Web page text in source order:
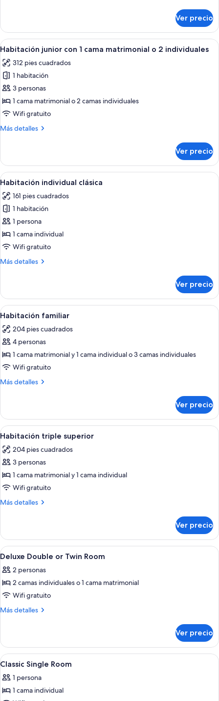
cama
matrimonial
o
2
individuales
superior
con
1
matrimonial
o
individuales
Ver precio
Abrir
todas
las
fotos
de
Habitación
junior
1
o
2
individuales
Habitación de hotel con cama, dos
6
Habitación junior con 1 cama matrimonial o 2 individuales
312 pies cuadrados
1 habitación
3 personas
1 cama matrimonial o 2 camas individuales
Wifi gratuito
Más detalles
Más
junior
con
1
matrimonial
o
individuales
Ver precio
Abrir
todas
las
fotos
de
Habitación
individual
Habitación de hotel con una cama
4
Habitación individual clásica
161 pies cuadrados
1 habitación
1 persona
1 cama individual
Wifi gratuito
Más detalles
Más
individual
clásica
Ver precio
Abrir
todas
las
fotos
de
Habitación
familiar
Una habitación de hotel con una
4
Habitación familiar
204 pies cuadrados
4 personas
1 cama matrimonial y 1 cama individual o 3 camas individuales
Wifi gratuito
Más detalles
Más
familiar
Ver precio
Abrir
todas
las
fotos
de
Habitación
triple
Habitación de hotel con una cama
4
Habitación triple superior
204 pies cuadrados
3 personas
1 cama matrimonial y 1 cama individual
Wifi gratuito
Más detalles
Más
triple
superior
Ver precio
Abrir
todas
las
fotos
de
Deluxe
Twin
Room
Minibar, caja de seguridad en la
1
Deluxe Double or Twin Room
2 personas
2 camas individuales o 1 cama matrimonial
Wifi gratuito
Más detalles
Más
Double
or
Twin
Ver precio
Abrir
todas
las
fotos
Minibar, caja de seguridad en la
6
Classic Single Room
1 persona
1 cama individual